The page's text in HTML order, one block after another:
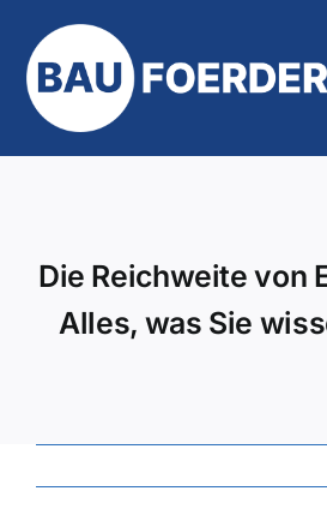
Inhalt
springen
Die Reichweite von
Alles, was Sie